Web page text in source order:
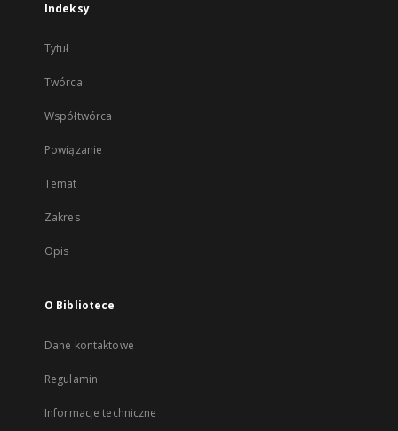
Indeksy
Tytuł
Twórca
Współtwórca
Powiązanie
Temat
Zakres
Opis
O Bibliotece
Dane kontaktowe
Regulamin
Informacje techniczne